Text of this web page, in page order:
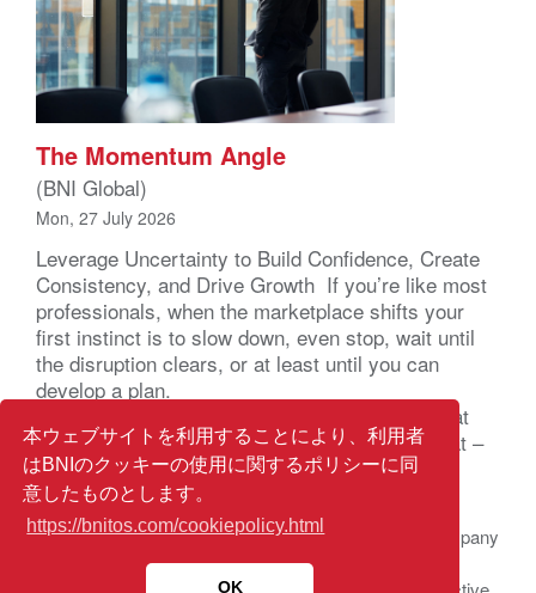
本ウェブサイトを利用することにより、利用者
はBNIのクッキーの使用に関するポリシーに同
意したものとします。
https://bnitos.com/cookiepolicy.html
OK
The Momentum Angle
(BNI Global)
Mon, 27 July 2026
Leverage Uncertainty to Build Confidence, Create
Consistency, and Drive Growth If you’re like most
professionals, when the marketplace shifts your
first instinct is to slow down, even stop, wait until
the disruption clears, or at least until you can
develop a plan.
That’s understandable, you’re actually wired that
way. Your brain registers uncertainty as a threat –
not a business problem – a […]
© 2026 BNI Global LLC.All Rights Reserved. All company
names, product names logos included here may be